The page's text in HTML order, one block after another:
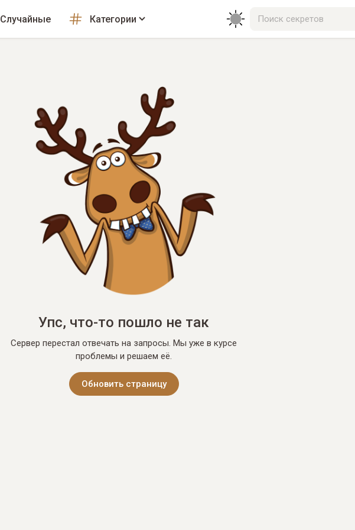
Случайные Категории
Упс, что-то пошло не так
Сервер перестал отвечать на запросы. Мы уже в курсе
проблемы и решаем её.
Обновить страницу